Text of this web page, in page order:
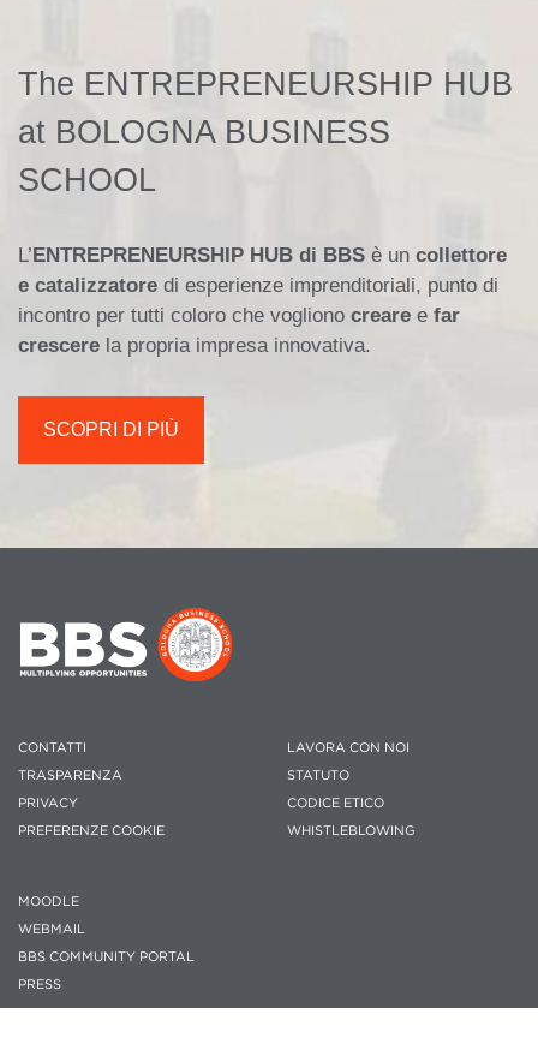
The ENTREPRENEURSHIP HUB
at BOLOGNA BUSINESS
SCHOOL
L’ENTREPRENEURSHIP HUB di BBS è un collettore
e catalizzatore di esperienze imprenditoriali, punto di
incontro per tutti coloro che vogliono creare e far
crescere la propria impresa innovativa.
SCOPRI DI PIÙ
CONTATTI
TRASPARENZA
PRIVACY
PREFERENZE COOKIE
LAVORA CON NOI
STATUTO
CODICE ETICO
WHISTLEBLOWING
MOODLE
WEBMAIL
BBS COMMUNITY PORTAL
PRESS